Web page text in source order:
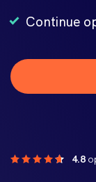
Continue
4.8